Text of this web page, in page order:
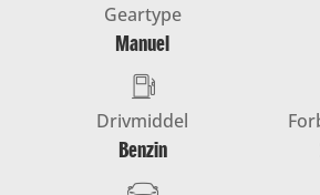
Geartype
Manuel
Drivmiddel
Benzin